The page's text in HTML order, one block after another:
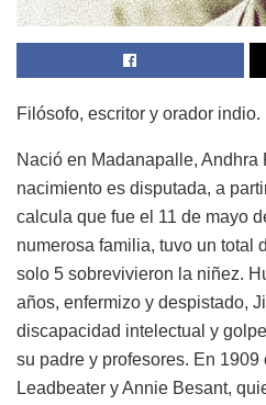
Filósofo, escritor y orador indio.
Nació en Madanapalle, Andhra
nacimiento es disputada, a
calcula que fue el 11 de mayo
numerosa familia, tuvo un total
solo 5 sobrevivieron la niñez.
años, enfermizo y despistado,
discapacidad intelectual y
su padre y profesores. En
Leadbeater y Annie Besant,